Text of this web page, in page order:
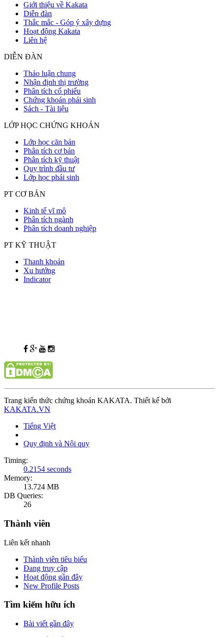
Giới thiệu về Kakata
Diễn đàn
Thắc mắc - Góp ý xây dựng
Hoạt động Kakata
Liên hệ
DIỄN ĐÀN
Thảo luận chung
Nhận định thị trường
Phân tích cổ phiếu
Chứng khoán phái sinh
Sách - Tài liệu
LỚP HỌC CHỨNG KHOÁN
Lớp học căn bản
Phân tích cơ bản
Phân tích kỹ thuật
Quy trình đầu tư
Lớp học phái sinh
PT CƠ BẢN
Kinh tế vĩ mô
Phân tích ngành
Phân tích doanh nghiệp
PT KỸ THUẬT
Thanh khoản
Xu hướng
Indicator
Trang kiến thức chứng khoán KAKATA. Thiết kế bởi
KAKATA.VN
Tiếng Việt
Quy định và Nội quy
Timing:
0.2154 seconds
Memory:
13.724 MB
DB Queries:
26
Thành viên
Liên kết nhanh
Thành viên tiêu biểu
Đang truy cập
Hoạt động gần đây
New Profile Posts
Tìm kiếm hữu ích
Bài viết gần đây